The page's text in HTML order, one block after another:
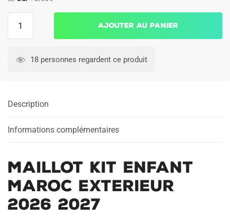
2026
Ajouter au panier
18 personnes regardent ce produit
Description
Informations complémentaires
Maillot Kit Enfant
Maroc Exterieur
2026 2027